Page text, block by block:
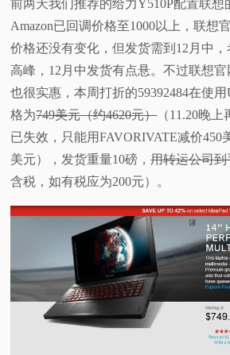
页
快
讯
评
测
科
前两天我们推荐的给力Y510P配置联想
Amazon已回调价格至1000以上，联想
价格还没有变化，但发货需到12月中
高峰，12月中发货有点悬。不过联想
也很实惠，本周打折的59392484在使用
格为749美元（约4620元）（11.20晚上
已失效，只能用FAVORIVATE减价450
美元），发货重量10磅，用转运公司到
含税，如有税应为200元）。